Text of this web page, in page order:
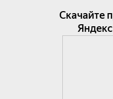
Скачайте